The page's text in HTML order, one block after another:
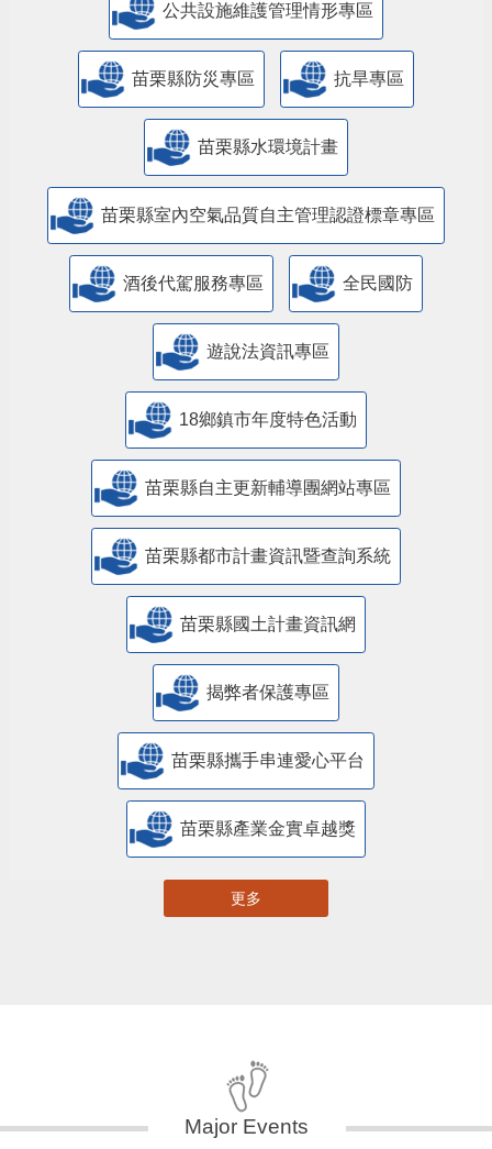
​公共設施維護管理情形專區
苗栗縣防災專區 抗旱專區
苗栗縣水環境計畫
苗栗縣室內空氣品質自主管理認證標章專區
酒後代駕服務專區 全民國防
遊說法資訊專區
18鄉鎮市年度特色活動
苗栗縣自主更新輔導團網站專區
苗栗縣都市計畫資訊暨查詢系統
苗栗縣國土計畫資訊網
揭弊者保護專區
苗栗縣攜手串連愛心平台
苗栗縣產業金實卓越獎
更多